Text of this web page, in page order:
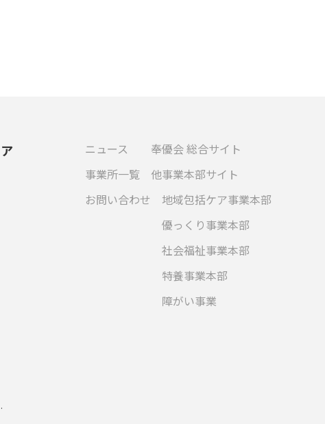
ニュース
事業所一覧
お問い合わせ
奉優会 総合サイト
他事業本部サイト
地域包括ケア事業本部
優っくり事業本部
社会福祉事業本部
特養事業本部
障がい事業